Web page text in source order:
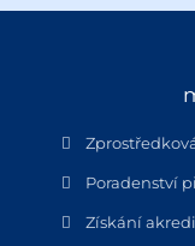
Poradenství
Získání